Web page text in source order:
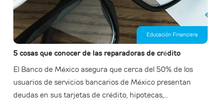
Educación Financiera
5 cosas que conocer de las reparadoras de crédito
El Banco de México asegura que cerca del 50% de los
usuarios de servicios bancarios de México presentan
deudas en sus tarjetas de crédito, hipotecas,...